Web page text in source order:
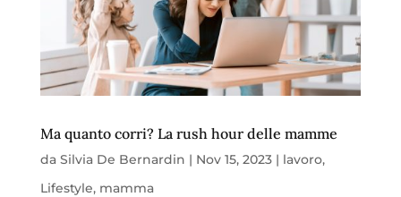
Ma quanto corri? La rush hour delle mamme
da Silvia De Bernardin | Nov 15, 2023| lavoro,
Lifestyle, mamma